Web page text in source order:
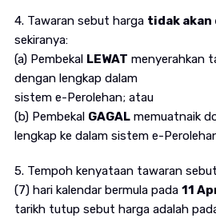
4. Tawaran sebut harga tidak
sekiranya:
(a) Pembekal LEWAT menyerahkan
dengan lengkap dalam
sistem e-Perolehan; atau
(b) Pembekal GAGALmemuatnaik
lengkap ke dalam sistem e-
5. Tempoh kenyataan tawaran
(7) hari kalendar bermula pada 11
tarikh tutup sebut harga adalah